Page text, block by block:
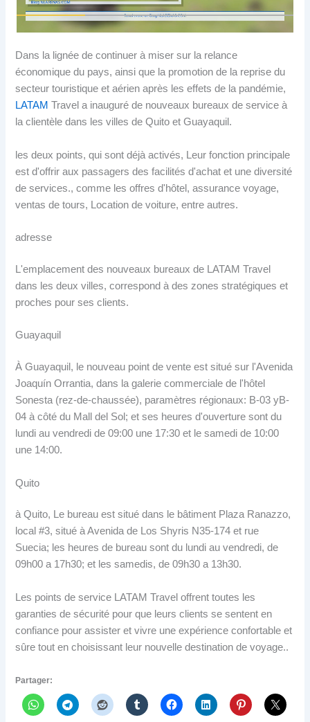
Dans la lignée de continuer à miser sur la relance
économique du pays, ainsi que la promotion de la reprise du
secteur touristique et aérien après les effets de la pandémie,
LATAM Travel a inauguré de nouveaux bureaux de service à
la clientèle dans les villes de Quito et Guayaquil.
les deux points, qui sont déjà activés, Leur fonction principale
est d'offrir aux passagers des facilités d'achat et une diversité
de services., comme les offres d'hôtel, assurance voyage,
ventas de tours, Location de voiture, entre autres.
adresse
L'emplacement des nouveaux bureaux de LATAM Travel
dans les deux villes, correspond à des zones stratégiques et
proches pour ses clients.
Guayaquil
À Guayaquil, le nouveau point de vente est situé sur l'Avenida
Joaquín Orrantia, dans la galerie commerciale de l'hôtel
Sonesta (rez-de-chaussée), paramètres régionaux: B-03 yB-
04 à côté du Mall del Sol; et ses heures d'ouverture sont du
lundi au vendredi de 09:00 une 17:30 et le samedi de 10:00
une 14:00.
Quito
à Quito, Le bureau est situé dans le bâtiment Plaza Ranazzo,
local #3, situé à Avenida de Los Shyris N35-174 et rue
Suecia; les heures de bureau sont du lundi au vendredi, de
09h00 a 17h30; et les samedis, de 09h30 a 13h30.
Les points de service LATAM Travel offrent toutes les
garanties de sécurité pour que leurs clients se sentent en
confiance pour assister et vivre une expérience confortable et
sûre tout en choisissant leur nouvelle destination de voyage..
Partager: